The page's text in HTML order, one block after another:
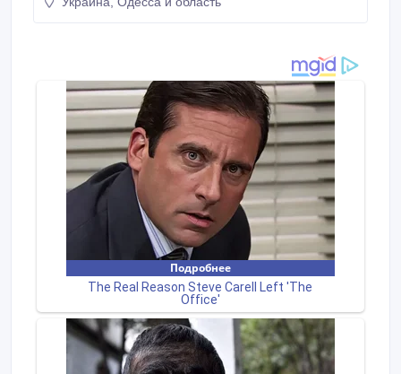
международным экзаменам PET, FCE, IELTS.